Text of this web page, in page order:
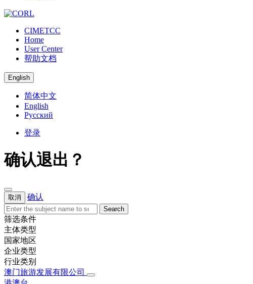
CIMETCC
Home
User Center
帮助文档
English
简体中文
English
Русский
登录
确认退出？
取消 确认
Search
筛选条件
主体类型
国家地区
企业类型
行业类别
澳门旅游发展有限公司